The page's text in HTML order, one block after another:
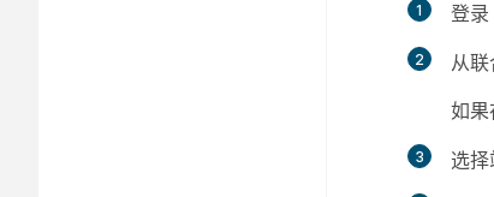
1 登录
2 从联
如果
3 选择